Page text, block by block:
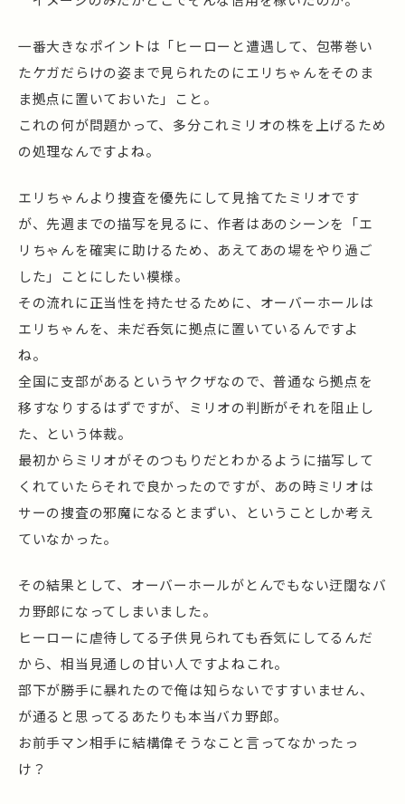
一番大きなポイントは「ヒーローと遭遇して、包帯巻い
たケガだらけの姿まで見られたのにエリちゃんをそのま
ま拠点に置いておいた」こと。
これの何が問題かって、多分これミリオの株を上げるため
の処理なんですよね。
エリちゃんより捜査を優先にして見捨てたミリオです
が、先週までの描写を見るに、作者はあのシーンを「エ
リちゃんを確実に助けるため、あえてあの場をやり過ご
した」ことにしたい模様。
その流れに正当性を持たせるために、オーバーホールは
エリちゃんを、未だ呑気に拠点に置いているんですよ
ね。
全国に支部があるというヤクザなので、普通なら拠点を
移すなりするはずですが、ミリオの判断がそれを阻止し
た、という体裁。
最初からミリオがそのつもりだとわかるように描写して
くれていたらそれで良かったのですが、あの時ミリオは
サーの捜査の邪魔になるとまずい、ということしか考え
ていなかった。
その結果として、オーバーホールがとんでもない迂闊なバ
カ野郎になってしまいました。
ヒーローに虐待してる子供見られても呑気にしてるんだ
から、相当見通しの甘い人ですよねこれ。
部下が勝手に暴れたので俺は知らないですすいません、
が通ると思ってるあたりも本当バカ野郎。
お前手マン相手に結構偉そうなこと言ってなかったっ
け？